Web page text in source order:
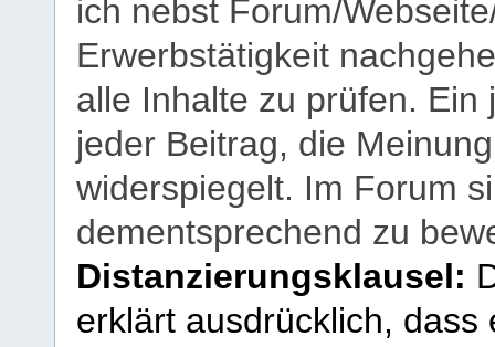
ich nebst Forum/
Erwerbstätigkeit
alle Inhalte zu prüfen.
jeder Beitrag, die
widerspiegelt. Im Forum
dementsprechend zu
Distanzierungsklausel:
erklärt ausdrücklich,